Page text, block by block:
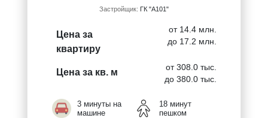
Застройщик: ГК "А101"
Цена за
квартиру
от 14.4 млн.
до 17.2 млн.
Цена за кв. м
от 308.0 тыс.
до 380.0 тыс.
3 минуты на
машине
18 минут
пешком